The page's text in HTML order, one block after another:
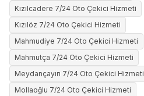
Kızılcadere 7/24 Oto Çekici Hizmeti
Kızılöz 7/24 Oto Çekici Hizmeti
Mahmudiye 7/24 Oto Çekici Hizmeti
Mahmutça 7/24 Oto Çekici Hizmeti
Meydançayırı 7/24 Oto Çekici Hizmeti
Mollaoğlu 7/24 Oto Çekici Hizmeti